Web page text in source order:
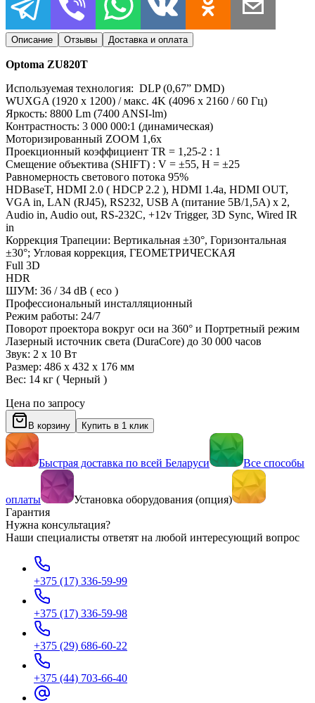
Описание Отзывы Доставка и оплата
Optoma ZU820T
Используемая технология: DLP (0,67” DMD)
WUXGA (1920 x 1200) / макс. 4K (4096 x 2160 / 60 Гц)
Яркость: 8800 Lm (7400 ANSI-lm)
Контрастность: 3 000 000:1 (динамическая)
Моторизированный ZOOM 1,6x
Проекционный коэффициент TR = 1,25-2 : 1
Смещение объектива (SHIFT) : V = ±55, H = ±25
Равномерность светового потока 95%
HDBaseT, HDMI 2.0 ( HDCP 2.2 ), HDMI 1.4a, HDMI OUT,
VGA in, LAN (RJ45), RS232, USB A (питание 5В/1,5A) x 2,
Audio in, Audio out, RS-232C, +12v Trigger, 3D Sync, Wired IR
in
Коррекция Трапеции: Вертикальная ±30°, Горизонтальная
±30°; Угловая коррекция, ГЕОМЕТРИЧЕСКАЯ
Full 3D
HDR
ШУМ: 36 / 34 dB ( eco )
Профессиональный инсталляционный
Режим работы: 24/7
Поворот проектора вокруг оси на 360° и Портретный режим
Лазерный источник света (DuraCore) до 30 000 часов
Звук: 2 х 10 Вт
Размер: 486 x 432 x 176 мм
Вес: 14 кг ( Черный )
Цена по запросу
В корзину Купить в 1 клик
Быстрая доставка по всей Беларуси Все способы
оплаты
Установка оборудования (опция)
Гарантия
Нужна консультация?
Наши специалисты ответят на любой интересующий вопрос
+375 (17) 336-59-99
+375 (17) 336-59-98
+375 (29) 686-60-22
+375 (44) 703-66-40